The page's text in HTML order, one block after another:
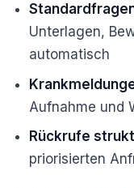
Unterlagen,
automatisch
Aufnahme und
Rückrufe
priorisierten